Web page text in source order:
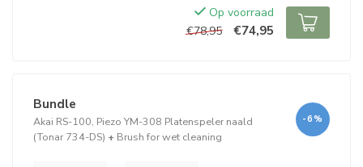
Op voorraad
€78,95
€74,95
Bundle
Akai RS-100, Piezo YM-308 Platenspeler naald
(Tonar 734-DS) + Brush for wet cleaning
-6%